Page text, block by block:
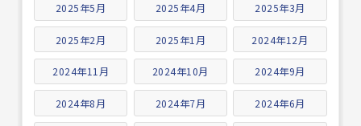
2025年5月 2025年4月 2025年3月
2025年2月 2025年1月 2024年12月
2024年11月 2024年10月 2024年9月
2024年8月 2024年7月 2024年6月